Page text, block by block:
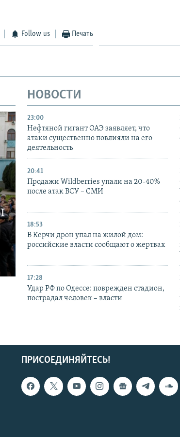
Follow us Печать
НОВОСТИ
23:00
Нефтяной гигант ОАЭ заявляет, что
атаки существенно повлияли на его
деятельность
20:41
Продажи Wildberries упали на 20-40%
после атак ВСУ – СМИ
18:53
В Керчи дрон упал на жилой дом:
российские власти сообщают о жертвах
17:28
Удар РФ по Одессе: поврежден стадион,
пострадал человек – власти
ПРИСОЕДИНЯЙТЕСЬ!